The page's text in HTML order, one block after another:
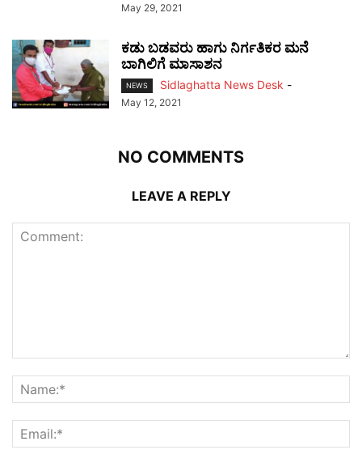
May 29, 2021
ಕಡು ಬಡವರು ಹಾಗು ನಿರ್ಗತಿಕರ ಮನೆ
ಬಾಗಿಲಿಗೆ ಮಾಸಾಶನ
NEWS Sidlaghatta News Desk -
May 12, 2021
NO COMMENTS
LEAVE A REPLY